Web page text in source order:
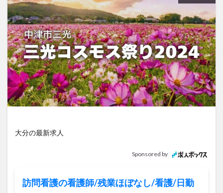
大分の最新求人
Sponsored by
訪問看護の看護師/残業ほぼなし/看護/日勤
お土産
お弁当 かき氷
からあげ
くじゅう連山
ねとらぼ
ひまわり
ふるさと納税
まつり まとめ
みかん
むし湯
わさだタウン
わったん
アイススケート
アウトドア
アサイーボウル
アフリカンサファリ
アミュプラザおおいた
アレンジレシピ
アートプラザ
イタリア料理
ウクライナ
サイゼリヤ
サウナ
ジャマイカ料理
ジャークチキン
スイーツ